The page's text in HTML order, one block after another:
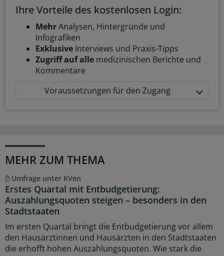
Ihre Vorteile des kostenlosen Login:
MehrAnalysen, Hintergründe und
Infografiken
Exklusive Interviews und Praxis-Tipps
Zugriff auf alle medizinischen Berichte und
Kommentare
Voraussetzungen für den Zugang
MEHR ZUM THEMA
Umfrage unter KVen
Erstes Quartal mit Entbudgetierung:
Auszahlungsquoten steigen – besonders in den
Stadtstaaten
Im ersten Quartal bringt die Entbudgetierung vor allem
den Hausärztinnen und Hausärzten in den Stadtstaaten
die erhofft hohen Auszahlungsquoten. Wie stark die